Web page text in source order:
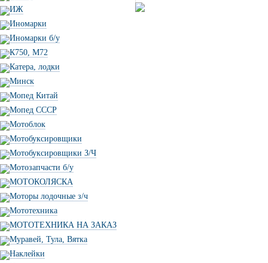
ИЖ
Иномарки
Иномарки б/у
К750, М72
Катера, лодки
Минск
Мопед Китай
Мопед СССР
Мотоблок
Мотобуксировщики
Мотобуксировщики З/Ч
Мотозапчасти б/у
МОТОКОЛЯСКА
Моторы лодочные з/ч
Мототехника
МОТОТЕХНИКА НА ЗАКАЗ
Муравей, Тула, Вятка
Наклейки